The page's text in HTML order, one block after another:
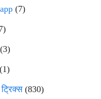
(7)
(1)
(830)